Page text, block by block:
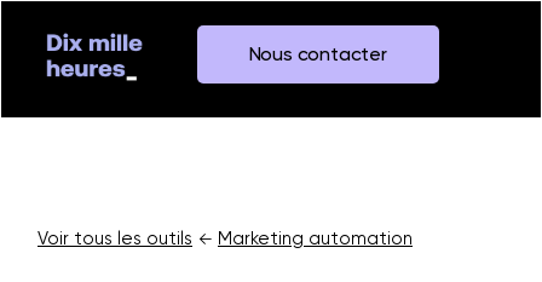
Nous contacter
Voir tous les outils ← Marketing automation